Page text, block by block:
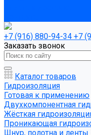
+7 (916) 880-94-34 +7
Заказать звонок
Каталог товаров
Гидроизоляция
Готовая к применению
Двухкомпонентная
Жёсткая
Проникающая
Шнур, полотна и